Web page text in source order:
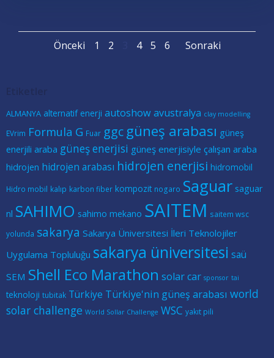
Posts
Önceki
Posts
Page
1 Page
2 PagePage
4 Page
5 Page
6
Posts
Sonraki
ALMANYA alternatif enerji autoshowavustralya clay modelling
EVrim Formula G Fuar ggc güneş arabası güneş
enerjili araba güneş enerjisi güneş enerjisiyle çalışan araba
hidrojen hidrojen arabası hidrojen enerjisi hidromobil
Hidro mobil kalıp karbon fiber kompozit nogaro Saguar saguar
nl SAHIMO sahimo mekano SAITEM saitem wsc
yolunda sakarya Sakarya Üniversitesi İleri Teknolojiler
Uygulama Topluluğu sakarya üniversitesi saü
SEM Shell Eco Marathon solar car sponsor tai
teknoloji tubitak Türkiye Türkiye'nin güneş arabası world
solar challenge World Sollar Challenge WSC yakıt pili